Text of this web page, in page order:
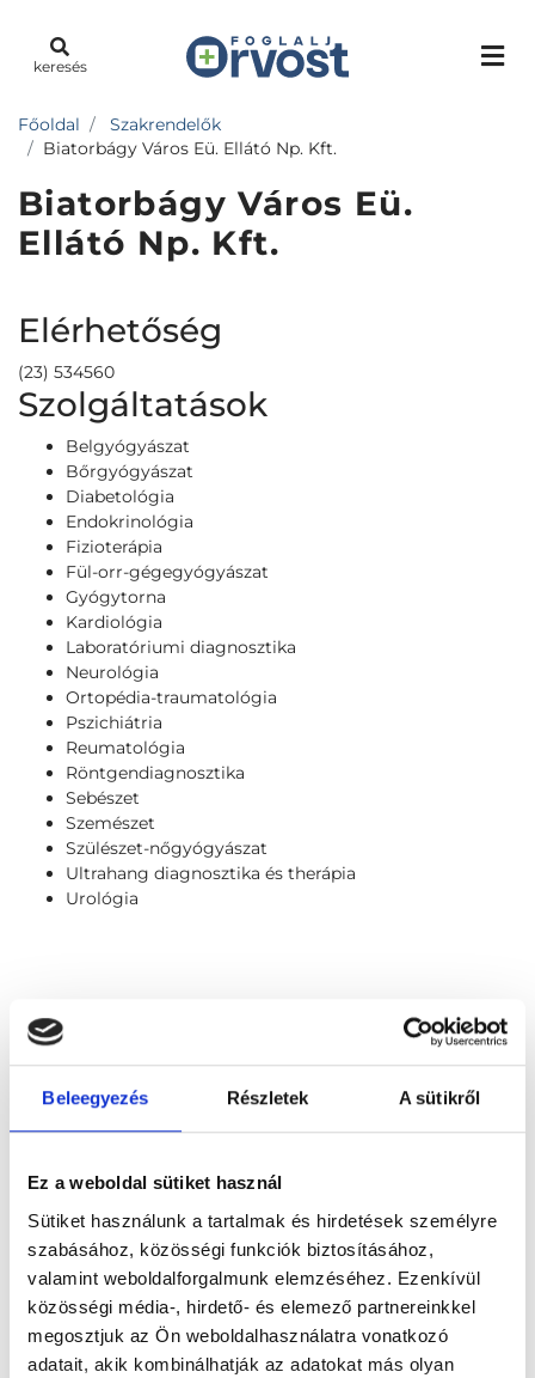
Beleegyezés Részletek A sütikről
Ez a weboldal sütiket használ
Sütiket használunk a tartalmak és hirdetések személyre
szabásához, közösségi funkciók biztosításához,
valamint weboldalforgalmunk elemzéséhez. Ezenkívül
közösségi média-, hirdető- és elemező partnereinkkel
megosztjuk az Ön weboldalhasználatra vonatkozó
adatait, akik kombinálhatják az adatokat más olyan
keresés
Főoldal
Szakrendelők
Biatorbágy Város Eü. Ellátó Np. Kft.
Biatorbágy Város Eü.
Ellátó Np. Kft.
Elérhetőség
(23) 534560
Szolgáltatások
Belgyógyászat
Bőrgyógyászat
Diabetológia
Endokrinológia
Fizioterápia
Fül-orr-gégegyógyászat
Gyógytorna
Kardiológia
Laboratóriumi diagnosztika
Neurológia
Ortopédia-traumatológia
Pszichiátria
Reumatológia
Röntgendiagnosztika
Sebészet
Szemészet
Szülészet-nőgyógyászat
Ultrahang diagnosztika és therápia
Urológia
Biatorbágy Város Eü. Ellátó Np. Kft.